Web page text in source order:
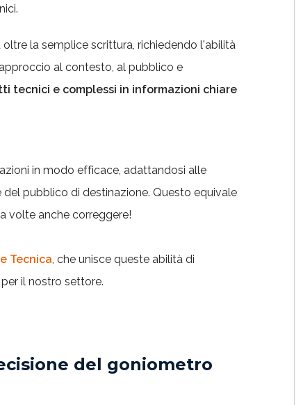
la semplice scrittura, richiedendo l'abilità
al contesto, al pubblico e
tecnici e complessi in informazioni chiare
in modo efficace, adattandosi alle
pubblico di destinazione. Questo equivale
volte anche correggere!
Tecnica, che unisce queste abilità di
il nostro settore.
del goniometro